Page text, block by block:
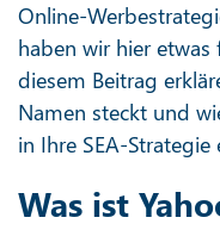
Online-
haben wir hier etwas
diesem Beitrag
Namen steckt und
in Ihre SEA-
Was ist